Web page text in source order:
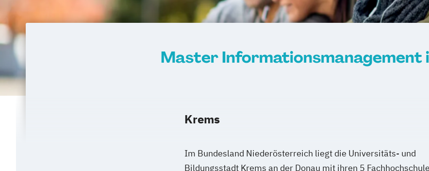
Master Informationsmanagement
Krems
Im Bundesland Niederösterreich liegt die Universitäts- und
Bildungsstadt Krems an der Donau mit ihren 5